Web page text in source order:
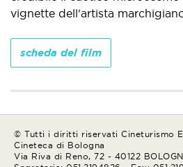
vignette dell'artista
scheda del film
© Tutti i diritti riservati Cineturismo
Cineteca di Bologna
Via Riva di Reno, 72 - 40122